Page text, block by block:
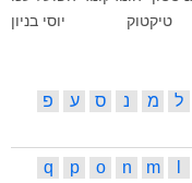
טיקטוק יוסי בניון
ל מ נ ס ע
פ
m
n
o
p
q